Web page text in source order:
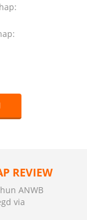
REVIEW
ANWB
via